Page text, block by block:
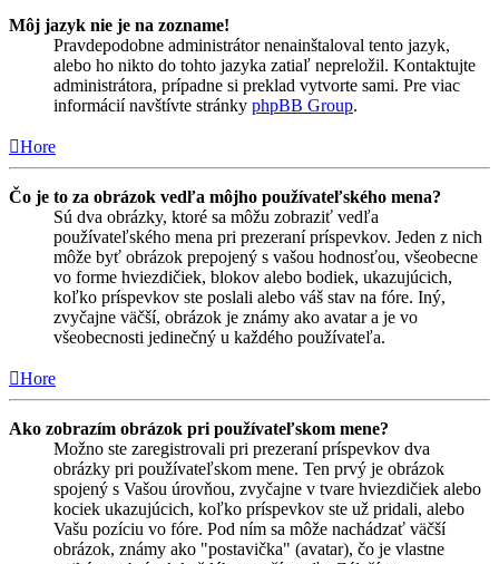
Môj jazyk nie je na zozname!
Pravdepodobne administrátor nenainštaloval tento jazyk,
alebo ho nikto do tohto jazyka zatiaľ nepreložil. Kontaktujte
administrátora, prípadne si preklad vytvorte sami. Pre viac
informácií navštívte stránky phpBB Group.
Hore
Čo je to za obrázok vedľa môjho používateľského mena?
Sú dva obrázky, ktoré sa môžu zobraziť vedľa
používateľského mena pri prezeraní príspevkov. Jeden z nich
môže byť obrázok prepojený s vašou hodnosťou, všeobecne
vo forme hviezdičiek, blokov alebo bodiek, ukazujúcich,
koľko príspevkov ste poslali alebo váš stav na fóre. Iný,
zvyčajne väčší, obrázok je známy ako avatar a je vo
všeobecnosti jedinečný u každého používateľa.
Hore
Ako zobrazím obrázok pri používateľskom mene?
Možno ste zaregistrovali pri prezeraní príspevkov dva
obrázky pri používateľskom mene. Ten prvý je obrázok
spojený s Vašou úrovňou, zvyčajne v tvare hviezdičiek alebo
kociek ukazujúcich, koľko príspevkov ste už pridali, alebo
Vašu pozíciu vo fóre. Pod ním sa môže nachádzať väčší
obrázok, známy ako "postavička" (avatar), čo je vlastne